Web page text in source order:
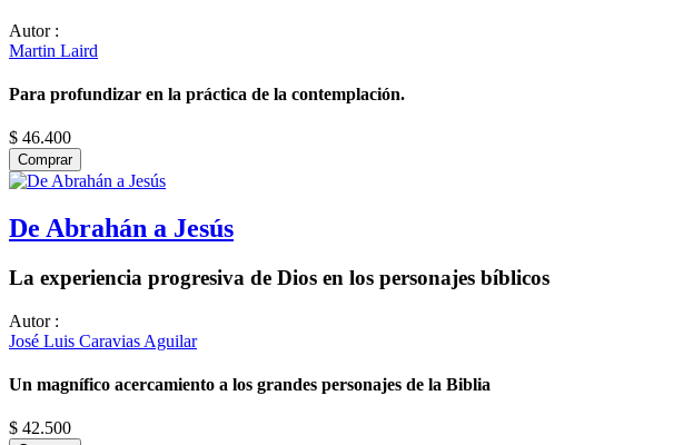
Autor :
Martin Laird
Para profundizar en la práctica de la contemplación.
$ 46.400
Comprar
De Abrahán a Jesús
La experiencia progresiva de Dios en los personajes bíblicos
Autor :
José Luis Caravias Aguilar
Un magnífico acercamiento a los grandes personajes de la Biblia
$ 42.500